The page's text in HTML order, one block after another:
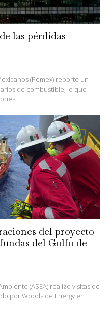
las pérdidas
(Pemex) reportó un
de combustible, lo que
del proyecto
del Golfo de
(ASEA) realizó visitas de
por Woodside Energy en